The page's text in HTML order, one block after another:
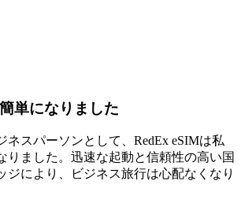
単になりました
ネスパーソンとして、RedEx eSIMは私
りました。迅速な起動と信頼性の高い国
ジにより、ビジネス旅行は心配なくなり